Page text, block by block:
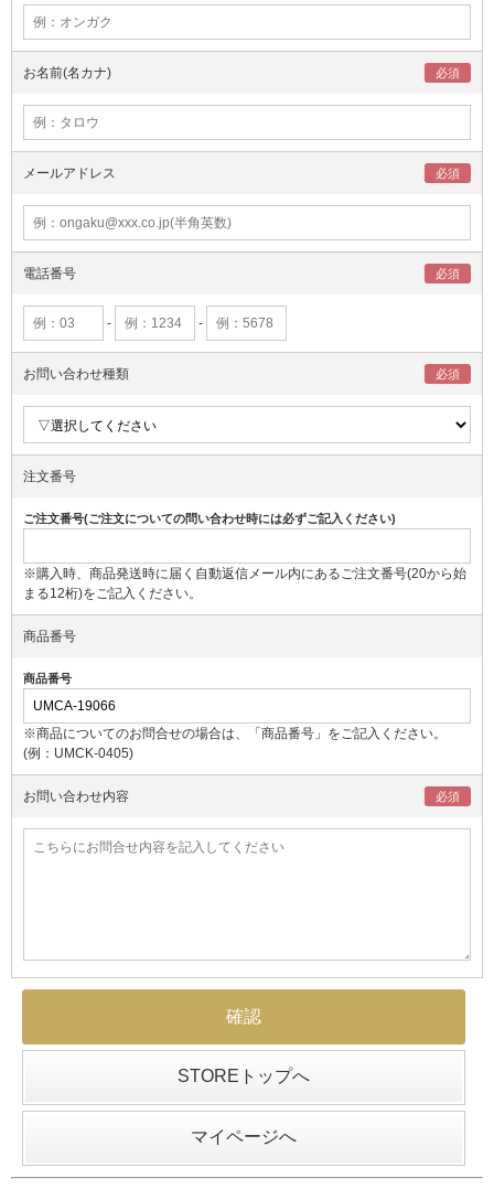
お名前(名カナ)
メールアドレス
電話番号
- -
お問い合わせ種類
注文番号
ご注文番号(ご注文についての問い合わせ時には必ずご記入ください)
※購入時、商品発送時に届く自動返信メール内にあるご注文番号(20から始
まる12桁)をご記入ください。
商品番号
商品番号
※商品についてのお問合せの場合は、「商品番号」をご記入ください。
(例：UMCK-0405)
お問い合わせ内容
STOREトップへ
マイページへ